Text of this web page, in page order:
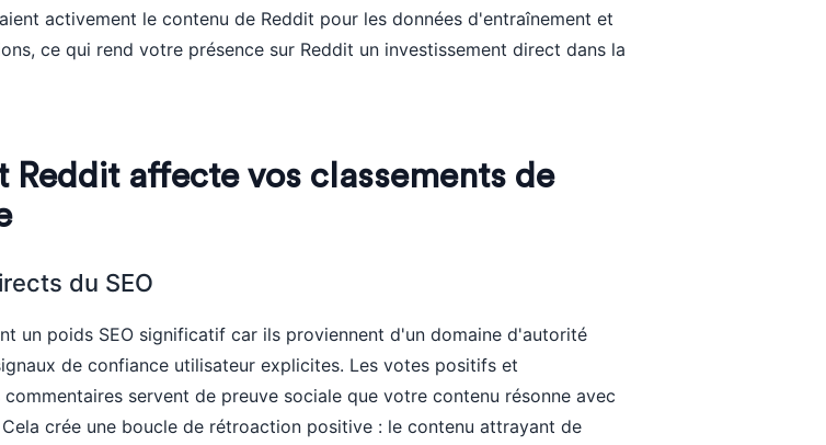
activement le contenu de Reddit pour les données d'entraînement et
ce qui rend votre présence sur Reddit un investissement direct dans la
Reddit affecte vos classements de
du SEO
un poids SEO significatif car ils proviennent d'un domaine d'autorité
de confiance utilisateur explicites. Les votes positifs et
servent de preuve sociale que votre contenu résonne avec
crée une boucle de rétroaction positive : le contenu attrayant de